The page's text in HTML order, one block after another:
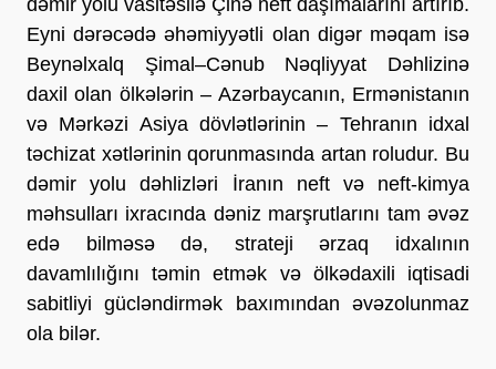
dəmir yolu vasitəsilə Çinə neft daşımalarını artırıb.
Eyni dərəcədə əhəmiyyətli olan digər məqam isə
Beynəlxalq Şimal–Cənub Nəqliyyat Dəhlizinə
daxil olan ölkələrin – Azərbaycanın, Ermənistanın
və Mərkəzi Asiya dövlətlərinin – Tehranın idxal
təchizat xətlərinin qorunmasında artan roludur. Bu
dəmir yolu dəhlizləri İranın neft və neft-kimya
məhsulları ixracında dəniz marşrutlarını tam əvəz
edə bilməsə də, strateji ərzaq idxalının
davamlılığını təmin etmək və ölkədaxili iqtisadi
sabitliyi gücləndirmək baxımından əvəzolunmaz
ola bilər.